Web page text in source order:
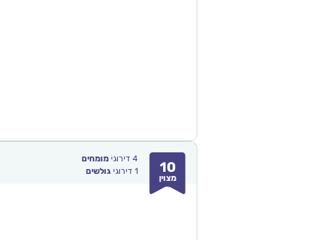
10
מצוין
4 דירוגימומחים
1 דירוגיגולשים